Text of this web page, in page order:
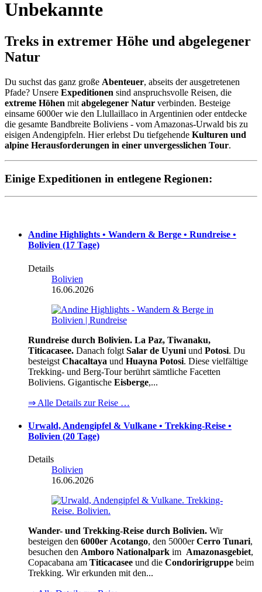
Unbekannte
Treks in extremer Höhe und abgelegener
Natur
Du suchst das ganz große Abenteuer, abseits der ausgetretenen
Pfade? Unsere Expeditionen sind anspruchsvolle Reisen, die
extreme Höhen mit abgelegener Natur verbinden. Besteige
einsame 6000er wie den Llullaillaco in Argentinien oder entdecke
die gesamte Bandbreite Boliviens - vom Amazonas-Urwald bis zu
eisigen Andengipfeln. Hier erlebst Du tiefgehende Kulturen und
alpine Herausforderungen in einer unvergesslichen Tour.
Einige Expeditionen in entlegene Regionen:
Andine Highlights • Wandern & Berge • Rundreise •
Bolivien (17 Tage)
Details
Bolivien
16.06.2026
Rundreise durch Bolivien. La Paz, Tiwanaku,
Titicacasee. Danach folgt Salar de Uyuni und Potosi. Du
besteigst Chacaltaya und Huayna Potosi. Diese vielfältige
Trekking- und Berg-Tour berührt sämtliche Facetten
Boliviens. Gigantische Eisberge,...
⇒ Alle Details zur Reise …
Urwald, Andengipfel & Vulkane • Trekking-Reise •
Bolivien (20 Tage)
Details
Bolivien
16.06.2026
Wander- und Trekking-Reise durch Bolivien. Wir
besteigen den 6000er Acotango, den 5000erCerro Tunari,
besuchen den Amboro Nationalpark im Amazonasgebiet,
Copacabana am Titicacasee und die Condoririgruppe beim
Trekking. Wir erkunden mit den...